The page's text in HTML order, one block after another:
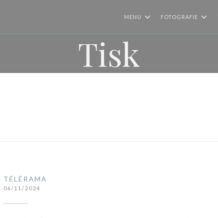
MENU FOTOGRAFIE
Tisk
TÉLÉRAMA
06/11/2024